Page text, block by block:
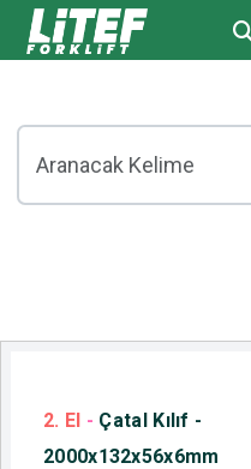
2. El - Çatal Kılıf -
2000x132x56x6mm